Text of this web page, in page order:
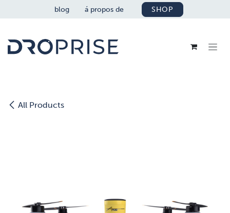
SE RENDRE AU CONTENU
blog á propos de SHOP
All Products